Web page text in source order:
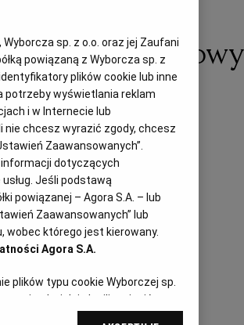
chleb ekspresowy
17.05.2026
sp. z o.o. oraz jej Zaufani
powiązaną z Wyborcza sp. z
plików cookie lub inne
potrzeby wyświetlania reklam
i w Internecie lub
chcesz wyrazić zgody, chcesz
Zaawansowanych”.
dotyczących
Jeśli podstawą
powiązanej – Agora S.A. – lub
Zaawansowanych” lub
którego jest kierowany.
Agora S.A.
plików typu cookie Wyborczej sp.
też w każdej chwili zmienić
Twoimi preferencjami dot.